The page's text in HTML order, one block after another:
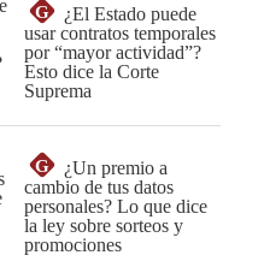
G
¿El Estado puede
usar contratos temporales
por “mayor actividad”?
Esto dice la Corte
Suprema
G
¿Un premio a
cambio de tus datos
personales? Lo que dice
la ley sobre sorteos y
promociones